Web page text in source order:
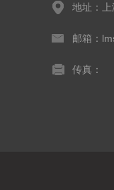
地址：
邮箱：
传真：